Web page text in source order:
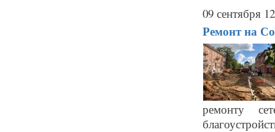
09 сентября
Ремонт на
ремонту